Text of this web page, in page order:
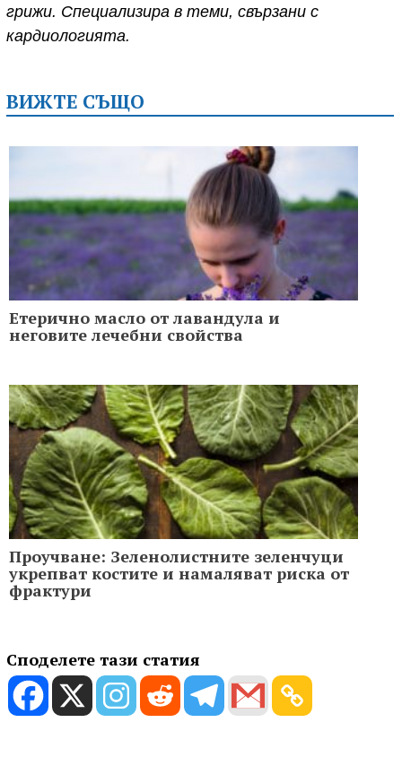
грижи. Специализира в теми, свързани с
кардиологията.
ВИЖТЕ СЪЩО
Етерично масло от лавандула и
неговите лечебни свойства
Проучване: Зеленолистните зеленчуци
укрепват костите и намаляват риска от
фрактури
Споделете тази статия